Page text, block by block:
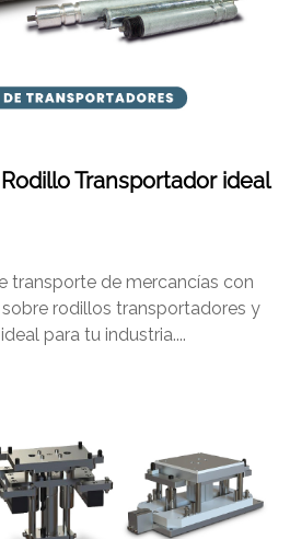
Transportador ideal
transporte de mercancías con
rodillos transportadores y
para tu industria....